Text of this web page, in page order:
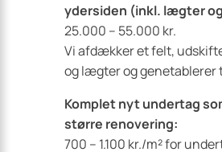
ydersiden (inkl. lægter
25.000 – 55.000 kr.
Vi afdækker et felt,
og lægter og genetablerer
Komplet nyt undertag
større renovering:
700 – 1.100 kr./m² for